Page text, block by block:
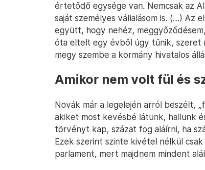
értetődő egysége van. Nemcsak az
saját személyes vállalásom is. (…) Az
együtt, hogy nehéz,
óta eltelt egy évből úgy tűnik, szeret
megy szembe a kormány hivatalos
Amikor nem volt fül és
Novák már a legelején arról beszélt,
akiket most kevésbé látunk, hallunk
törvényt kap, százat fog aláírni, ha
Ezek szerint szinte kivétel nélkül
parlament, mert majdnem mindent